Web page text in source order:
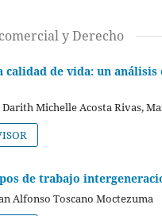
y Derecho
de vida: un
Michelle Acosta Rivas,
de trabajo
Alfonso Toscano Moctezuma